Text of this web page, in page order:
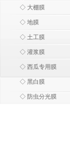
◇ 大棚膜
◇ 地膜
◇ 土工膜
◇ 灌浆膜
◇ 西瓜专用膜
◇ 黑白膜
◇ 防虫分光膜